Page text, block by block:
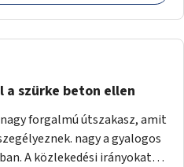
a szürke beton ellen
nagy forgalmú útszakasz, amit
nagy a gyalogos
A közlekedési irányokat